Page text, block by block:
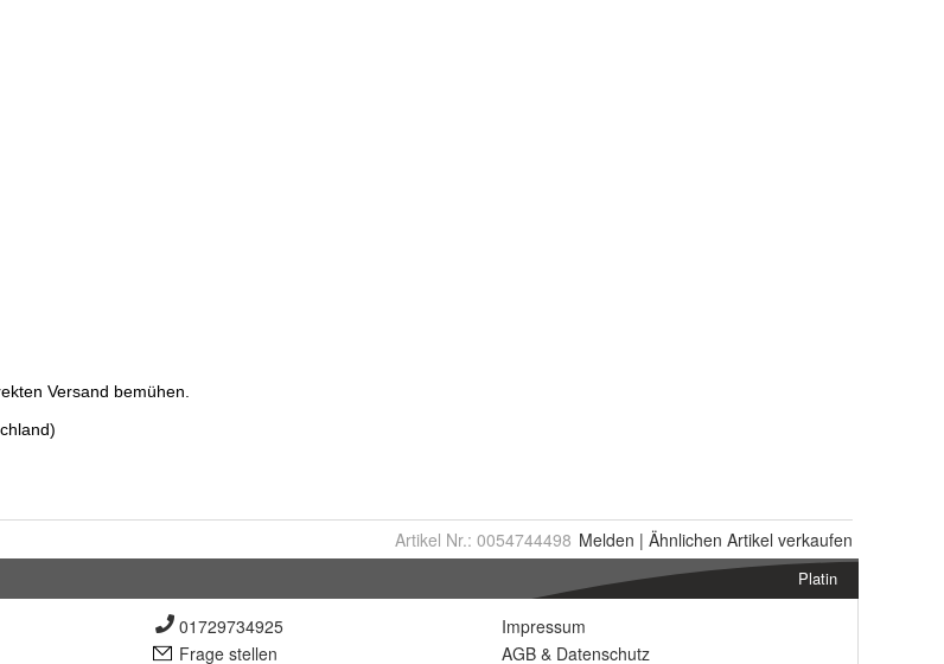
Artikel Nr.: 0054744498 Melden | Ähnlichen Artikel verkaufen
Platin
01729734925
Frage stellen
Impressum
AGB & Datenschutz